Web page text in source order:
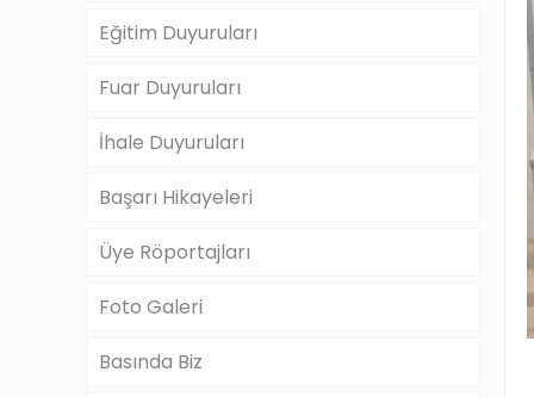
Eğitim Duyuruları
Fuar Duyuruları
İhale Duyuruları
Başarı Hikayeleri
Üye Röportajları
Foto Galeri
Basında Biz